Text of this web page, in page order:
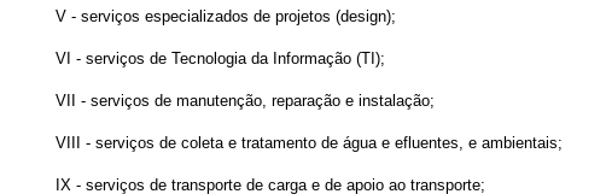
V - serviços especializados de projetos (design);
VI - serviços de Tecnologia da Informação (TI);
VII - serviços de manutenção, reparação e instalação;
VIII - serviços de coleta e tratamento de água e efluentes, e ambientais;
IX - serviços de transporte de carga e de apoio ao transporte;